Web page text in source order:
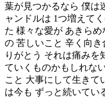
葉が見つかるなら 僕は
ャンドルは 1つ増えて
た 様々な愛が あきら
の 苦しいこと 辛く向
りがとう それは痛みを
ていくものかもしれな
こと 大事にして生きて
は今も ずっと続いてい